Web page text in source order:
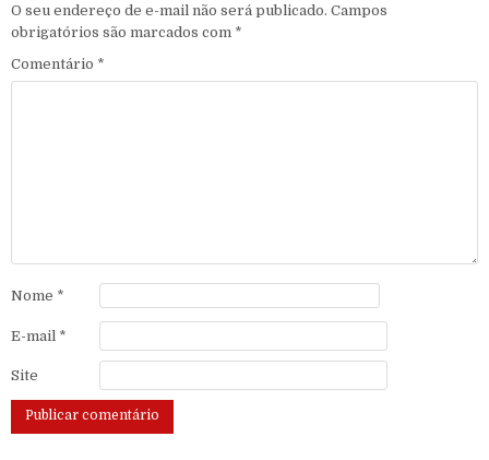
O seu endereço de e-mail não será publicado. Campos
obrigatórios são marcados com *
Comentário *
Nome *
E-mail *
Site